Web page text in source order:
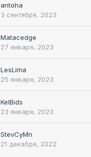
antoha
3 сентября, 2023
Matacedge
27 января, 2023
LesLima
25 января, 2023
KelBids
23 января, 2023
StevCyMn
21 декабря, 2022